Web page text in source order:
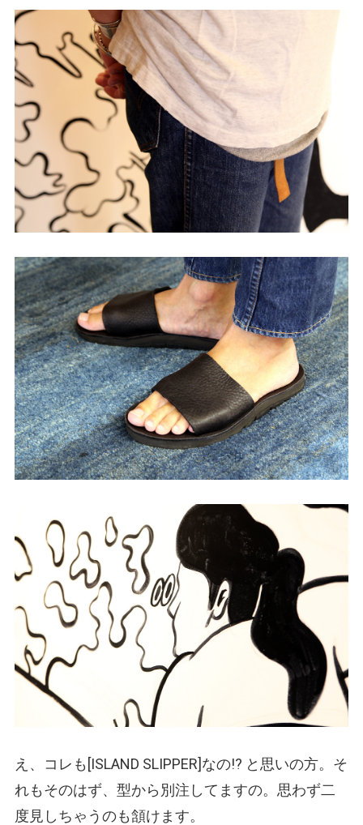
え、コレも[ISLAND SLIPPER]なの!? と思いの方。そ
れもそのはず、型から別注してますの。思わず二
度見しちゃうのも頷けます。